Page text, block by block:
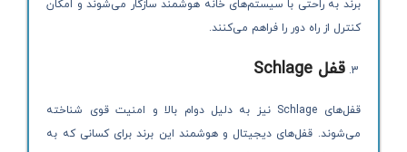
برند به راحتی با سیستم‌های خانه هوشمند سازگار می‌شوند و امکان
کنترل از راه دور را فراهم می‌کنند.
قفل Schlage
قفل‌های Schlage نیز به دلیل دوام بالا و امنیت قوی شناخته
می‌شوند. قفل‌های دیجیتال و هوشمند این برند برای کسانی که به